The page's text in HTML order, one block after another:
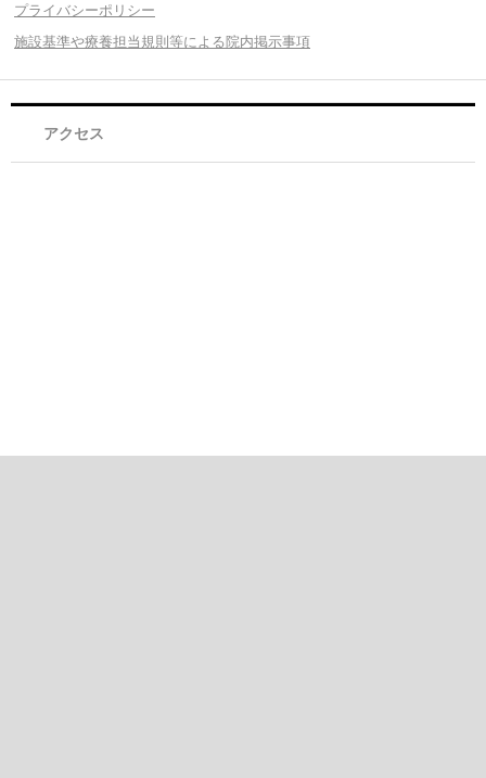
プライバシーポリシー
施設基準や療養担当規則等による院内掲示事項
アクセス